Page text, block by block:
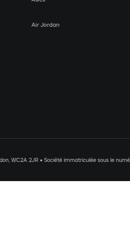
Air Jordan
WC2A 2JR • Société immatriculée sous le